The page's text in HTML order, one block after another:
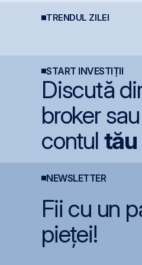
TRENDUL ZILEI
BVB corectează ușor,
START INVESTIȚII
Discută
broker
contul tău
NEWSLETTER
Fii cu un
pieței!